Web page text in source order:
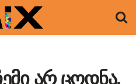
არ ცოდნა,